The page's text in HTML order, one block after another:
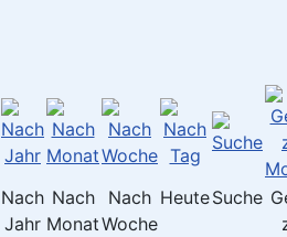
Nach
Jahr
Nach
Monat
Nach
Woche
HeuteSuche